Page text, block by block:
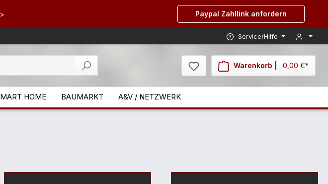
Paypal Zahllink anfordern
Service/Hilfe
Warenkorb | 0,00 €*
HOME BAUMARKT A&V / NETZWERK